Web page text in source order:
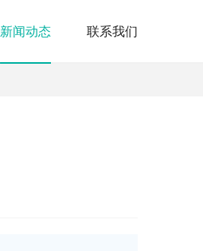
新闻动态 联系我们